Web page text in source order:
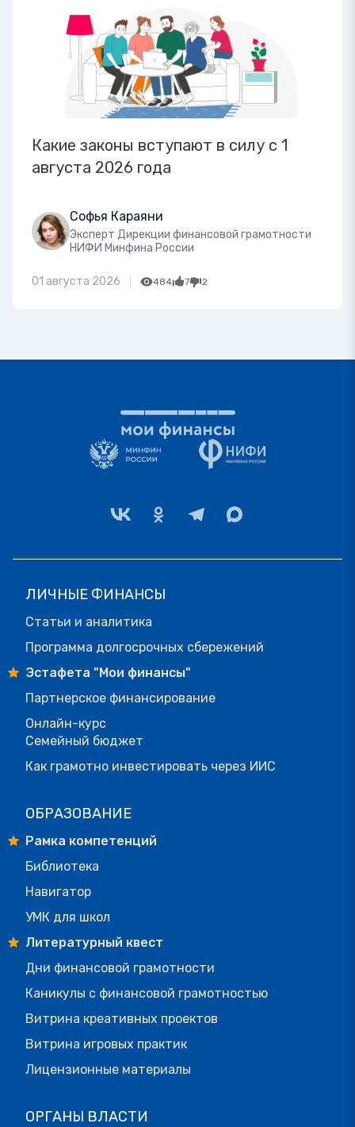
Какие законы вступают в силу с 1
августа 2026 года
Софья Караяни
Эксперт Дирекции финансовой грамотности
НИФИ Минфина России
01 августа 2026 484 7 2
ЛИЧНЫЕ ФИНАНСЫ
Статьи и аналитика
Программа долгосрочных сбережений
Эстафета "Мои финансы"
Партнерское финансирование
Онлайн-курс
Семейный бюджет
Как грамотно инвестировать через ИИС
ОБРАЗОВАНИЕ
Рамка компетенций
Библиотека
Навигатор
УМК для школ
Литературный квест
Дни финансовой грамотности
Каникулы с финансовой грамотностью
Витрина креативных проектов
Витрина игровых практик
Лицензионные материалы
ОРГАНЫ ВЛАСТИ